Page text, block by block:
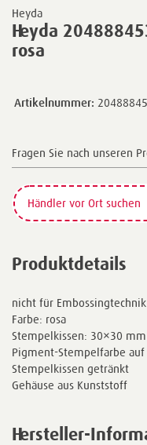
Heyda
Heyda
rosa
Artikelnummer:
Fragen Sie nach unseren
Händler vor Ort suchen
Produktdetails
nicht für
Farbe: rosa
Stempelkissen: 30×30 mm
Pigment-Stempelfarbe auf
Stempelkissen getränkt
Gehäuse aus Kunststoff
Hersteller-